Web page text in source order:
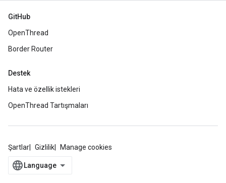
GitHub
OpenThread
Border Router
Destek
Hata ve özellik istekleri
OpenThread Tartışmaları
Şartlar Gizlilik Manage cookies